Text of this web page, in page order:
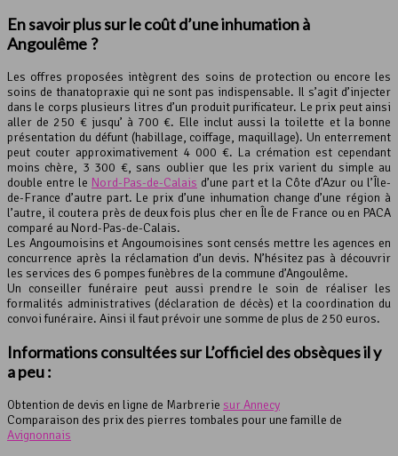
En savoir plus sur le coût d’une inhumation à
Angoulême ?
Les offres proposées intègrent des soins de protection ou encore les
soins de thanatopraxie qui ne sont pas indispensable. Il s’agit d’injecter
dans le corps plusieurs litres d’un produit purificateur. Le prix peut ainsi
aller de 250 € jusqu’ à 700 €. Elle inclut aussi la toilette et la bonne
présentation du défunt (habillage, coiffage, maquillage). Un enterrement
peut couter approximativement 4 000 €. La crémation est cependant
moins chère, 3 300 €, sans oublier que les prix varient du simple au
double entre le Nord-Pas-de-Calais d’une part et la Côte d’Azur ou l’Île-
de-France d’autre part. Le prix d’une inhumation change d’une région à
l’autre, il coutera près de deux fois plus cher en Île de France ou en PACA
comparé au Nord-Pas-de-Calais.
Les Angoumoisins et Angoumoisines sont censés mettre les agences en
concurrence après la réclamation d’un devis. N’hésitez pas à découvrir
les services des 6 pompes funèbres de la commune d’Angoulême.
Un conseiller funéraire peut aussi prendre le soin de réaliser les
formalités administratives (déclaration de décès) et la coordination du
convoi funéraire. Ainsi il faut prévoir une somme de plus de 250 euros.
Informations consultées sur L’officiel des obsèques il y
a peu :
Obtention de devis en ligne de Marbrerie sur Annecy
Comparaison des prix des pierres tombales pour une famille de
Avignonnais